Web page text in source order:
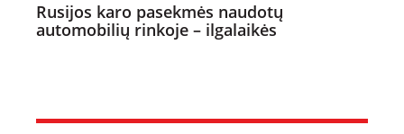
Rusijos karo pasekmės naudotų
automobilių rinkoje – ilgalaikės